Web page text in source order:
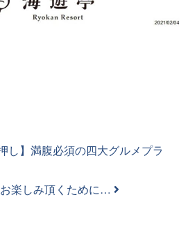
ョン
し】満腹必須の四大グルメプラ
楽しみ頂くために…